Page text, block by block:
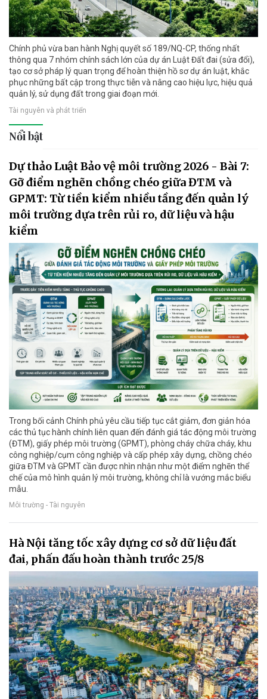
Chính phủ vừa ban hành Nghị quyết số 189/NQ-CP, thống nhất
thông qua 7 nhóm chính sách lớn của dự án Luật Đất đai (sửa đổi),
tạo cơ sở pháp lý quan trọng để hoàn thiện hồ sơ dự án luật, khắc
phục những bất cập trong thực tiễn và nâng cao hiệu lực, hiệu quả
quản lý, sử dụng đất trong giai đoạn mới.
Tài nguyên và phát triển
Nổi bật
Dự thảo Luật Bảo vệ môi trường 2026 - Bài 7:
Gỡ điểm nghẽn chồng chéo giữa ĐTM và
GPMT: Từ tiền kiểm nhiều tầng đến quản lý
môi trường dựa trên rủi ro, dữ liệu và hậu
kiểm
Trong bối cảnh Chính phủ yêu cầu tiếp tục cắt giảm, đơn giản hóa
các thủ tục hành chính liên quan đến đánh giá tác động môi trường
(ĐTM), giấy phép môi trường (GPMT), phòng cháy chữa cháy, khu
công nghiệp/cụm công nghiệp và cấp phép xây dựng, chồng chéo
giữa ĐTM và GPMT cần được nhìn nhận như một điểm nghẽn thể
chế của mô hình quản lý môi trường, không chỉ là vướng mắc biểu
mẫu.
Môi trường - Tài nguyên
Hà Nội tăng tốc xây dựng cơ sở dữ liệu đất
đai, phấn đấu hoàn thành trước 25/8